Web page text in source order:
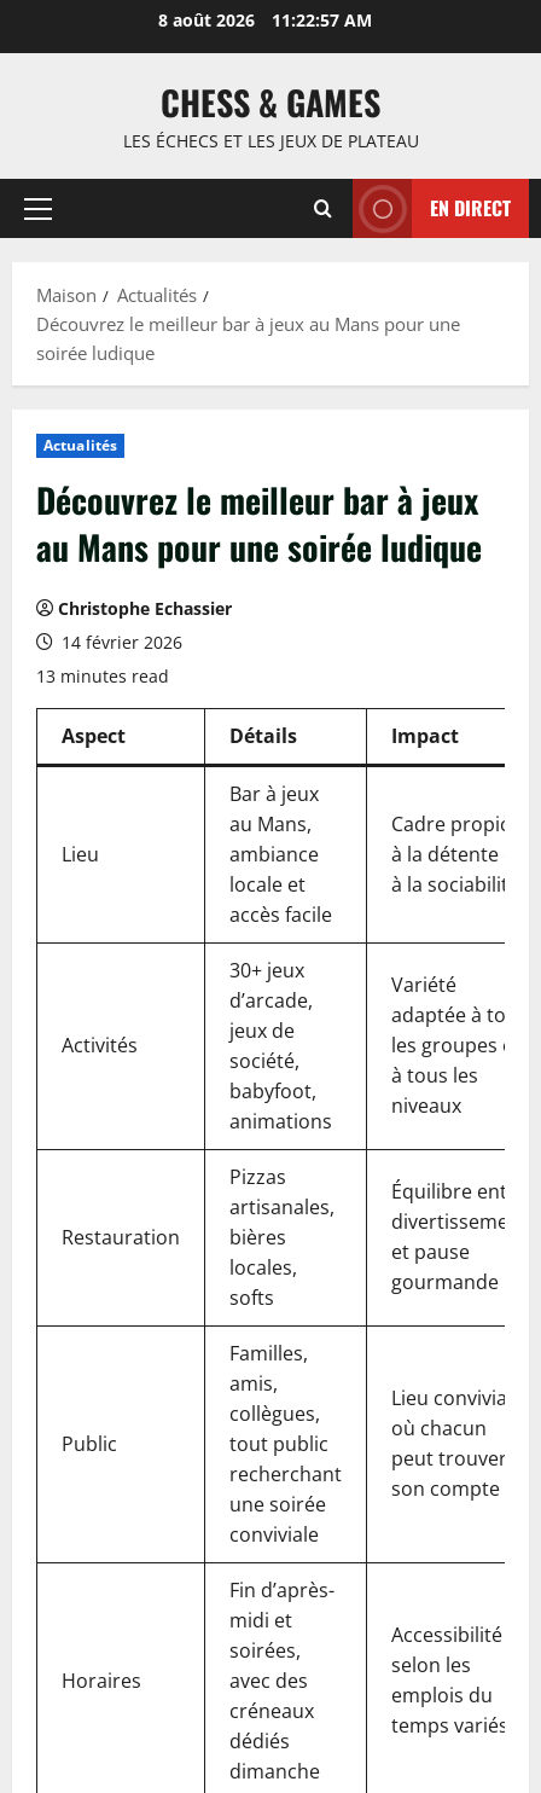
8 août 2026 11:22:58 AM
CHESS & GAMES
LES ÉCHECS ET LES JEUX DE PLATEAU
Menu
EN DIRECT
Maison
Actualités
Découvrez le meilleur bar à jeux au Mans pour une
soirée ludique
Actualités
Découvrez le meilleur bar à jeux
au Mans pour une soirée ludique
Christophe Echassier
14 février 2026
13 minutes read
Aspect Détails Impact
Lieu
Bar à jeux
au Mans,
ambiance
locale et
accès facile
Cadre propice
à la détente et
à la sociabilité
Activités
30+ jeux
d’arcade,
jeux de
société,
babyfoot,
animations
Variété
adaptée à tous
les groupes et
à tous les
niveaux
Restauration
Pizzas
artisanales,
bières
locales,
softs
Équilibre entre
divertissement
et pause
gourmande
Public
Familles,
amis,
collègues,
tout public
recherchant
une soirée
conviviale
Lieu convivial
où chacun
peut trouver
son compte
Horaires
Fin d’après-
midi et
soirées,
avec des
créneaux
dédiés
dimanche
Accessibilité
selon les
emplois du
temps variés